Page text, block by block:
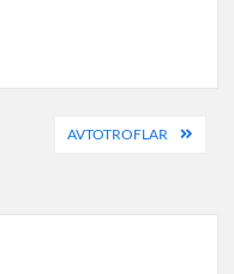
AVTOTROFLAR